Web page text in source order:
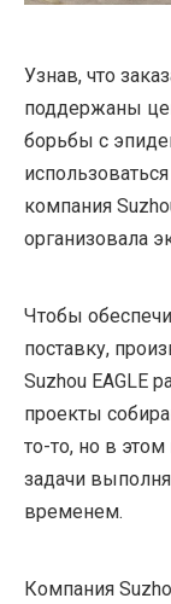
Узнав, что
поддержаны
борьбы с
компания
организовала
Чтобы
поставку,
Suzhou EAGLE
проекты
то-то, но в
задачи
временем.
Компания